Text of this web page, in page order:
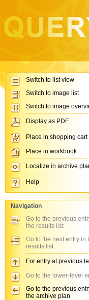
Switch to list view
Switch to image list
Switch to image
Display as PDF
Place in shopping cart
Place in workbook
Localize in archive
Help
Navigation
Go to the previous
the results list
Go to the next entry in
results list
For entry at previous
Go to the lower-level
Go to the previous
the archive plan